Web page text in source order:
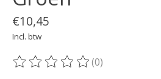
€10,45
Incl. btw
De beoordeling van dit product is
(0)